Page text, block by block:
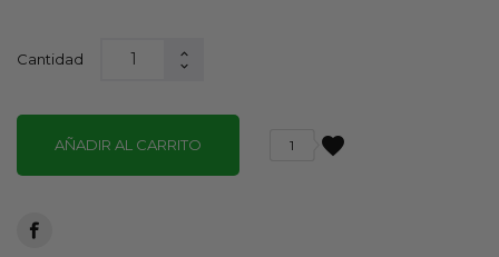
Cantidad
AÑADIR AL CARRITO favorite
1